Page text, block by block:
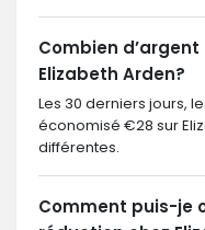
Combien
Elizabeth Arden?
Les 30 derniers jours,
économisé €28 sur
différentes.
Comment puis-je